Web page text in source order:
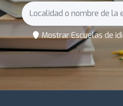
Mostrar Escuelas de